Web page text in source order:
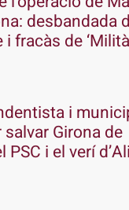
desbandada
i fracàs de
i
salvar Girona de
PSC i el verí